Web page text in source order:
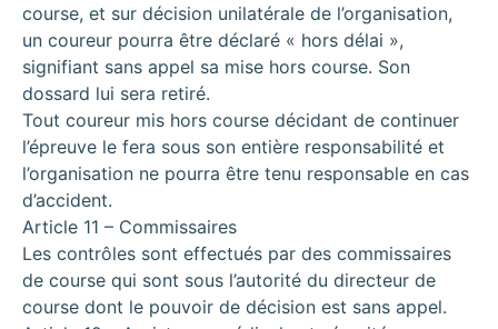
course, et sur décision unilatérale de l’organisation,
un coureur pourra être déclaré « hors délai »,
signifiant sans appel sa mise hors course. Son
dossard lui sera retiré.
Tout coureur mis hors course décidant de continuer
l’épreuve le fera sous son entière responsabilité et
l’organisation ne pourra être tenu responsable en cas
d’accident.
Article 11 – Commissaires
Les contrôles sont effectués par des commissaires
de course qui sont sous l’autorité du directeur de
course dont le pouvoir de décision est sans appel.